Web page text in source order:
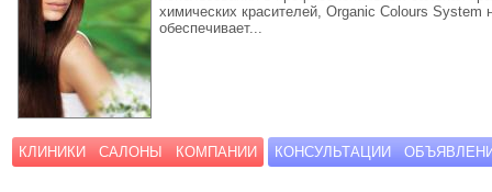
химических красителей, Organic Colours
обеспечивает...
КЛИНИКИ САЛОНЫ КОМПАНИИ КОНСУЛЬТАЦИИ